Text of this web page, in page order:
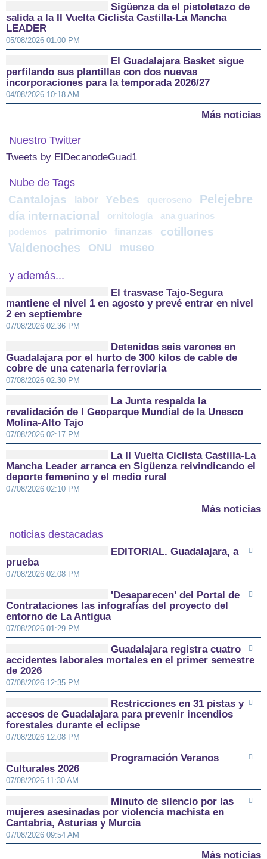
Sigüenza da el pistoletazo de
salida a la II Vuelta Ciclista Castilla-La Mancha
LEADER
05/08/2026 01:00 PM
El Guadalajara Basket sigue
perfilando sus plantillas con dos nuevas
incorporaciones para la temporada 2026/27
04/08/2026 10:18 AM
Más noticias
Nuestro Twitter
Tweets by ElDecanodeGuad1
Nube de Tags
Cantalojas labor Yebes queroseno Pelejebre
día internacional ornitología
ana guarinos
podemos
patrimonio finanzas cotillones
Valdenoches ONU museo
y además...
El trasvase Tajo-Segura
mantiene el nivel 1 en agosto y prevé entrar en nivel
2 en septiembre
07/08/2026 02:36 PM
Detenidos seis varones en
Guadalajara por el hurto de 300 kilos de cable de
cobre de una catenaria ferroviaria
07/08/2026 02:30 PM
La Junta respalda la
revalidación de l Geoparque Mundial de la Unesco
Molina-Alto Tajo
07/08/2026 02:17 PM
La II Vuelta Ciclista Castilla-La
Mancha Leader arranca en Sigüenza reivindicando el
deporte femenino y el medio rural
07/08/2026 02:10 PM
Más noticias
noticias destacadas
EDITORIAL. Guadalajara, a
prueba
07/08/2026 02:08 PM
'Desaparecen' del Portal de
Contrataciones las infografías del proyecto del
entorno de La Antigua
07/08/2026 01:29 PM
Guadalajara registra cuatro
accidentes laborales mortales en el primer semestre
de 2026
07/08/2026 12:35 PM
Restricciones en 31 pistas y
accesos de Guadalajara para prevenir incendios
forestales durante el eclipse
07/08/2026 12:08 PM
Programación Veranos
Culturales 2026
07/08/2026 11:30 AM
Minuto de silencio por las
mujeres asesinadas por violencia machista en
Cantabria, Asturias y Murcia
07/08/2026 09:54 AM
Más noticias